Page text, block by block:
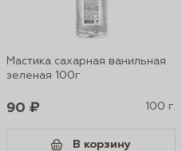
Мастика сахарная ванильная
зеленая 100г
90 ₽ 100 г.
В корзину